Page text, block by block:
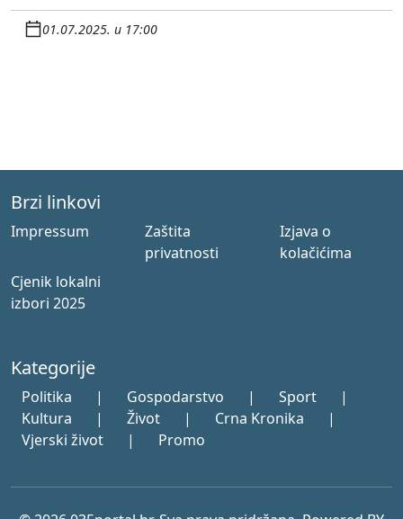
01.07.2025. u 17:00
Brzi linkovi
Impressum
Zaštita
privatnosti
Izjava o
kolačićima
Cjenik lokalni
izbori 2025
Kategorije
Politika | Gospodarstvo | Sport
|
Kultura
| Život | Crna Kronika
|
Vjerski život
| Promo